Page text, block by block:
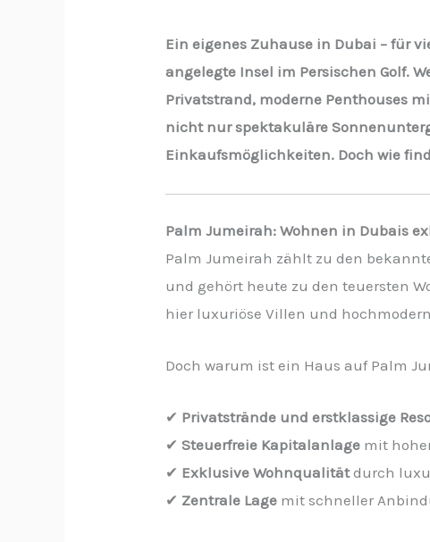
Ein eigenes Zuhause in Dubai – für
angelegte Insel im Persischen Golf.
Privatstrand, moderne Penthouses
nicht nur spektakuläre
Einkaufsmöglichkeiten. Doch wie
Palm Jumeirah: Wohnen in Dubais
Palm Jumeirah zählt zu den
und gehört heute zu den teuersten
hier luxuriöse Villen und
Doch warum ist ein Haus auf Palm
✔ Privatstrände und erstklassige
✔Steuerfreie Kapitalanlage mit
✔ Exklusive Wohnqualitätdurch
✔ Zentrale Lage mit schneller